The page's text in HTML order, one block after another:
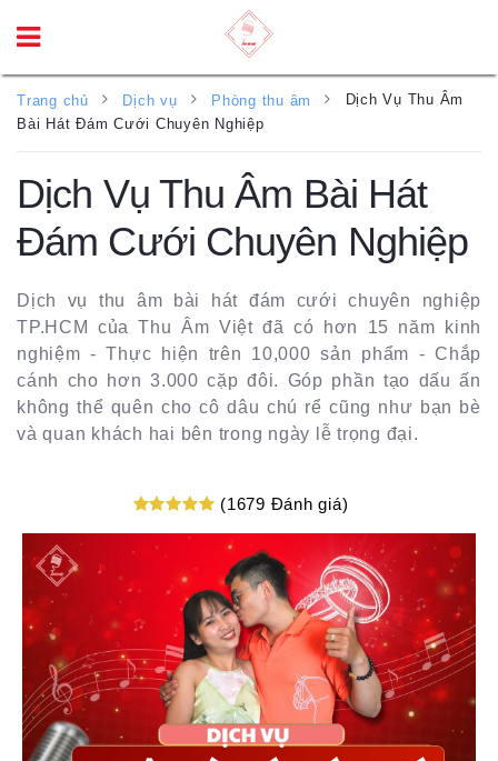
Trang chủ Dịch vụ Phòng thu âm
Dịch Vụ Thu Âm
Bài Hát Đám Cưới Chuyên Nghiệp
Dịch Vụ Thu Âm Bài Hát
Đám Cưới Chuyên Nghiệp
Dịch vụ thu âm bài hát đám cưới chuyên nghiệp
TP.HCM của Thu Âm Việt đã có hơn 15 năm kinh
nghiệm - Thực hiện trên 10,000 sản phẩm - Chắp
cánh cho hơn 3.000 cặp đôi. Góp phần tạo dấu ấn
không thể quên cho cô dâu chú rể cũng như bạn bè
và quan khách hai bên trong ngày lễ trọng đại.
(1679 Đánh giá)